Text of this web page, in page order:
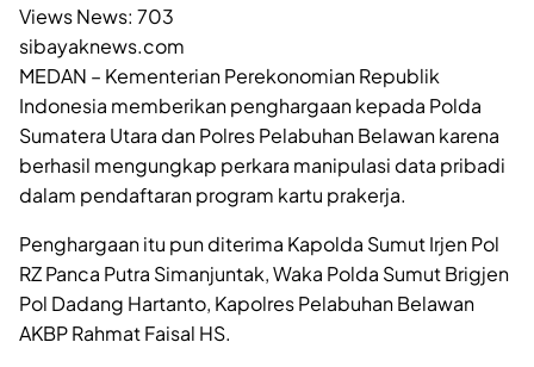
Views News: 703
sibayaknews.com
MEDAN – Kementerian Perekonomian Republik
Indonesia memberikan penghargaan kepada Polda
Sumatera Utara dan Polres Pelabuhan Belawan karena
berhasil mengungkap perkara manipulasi data pribadi
dalam pendaftaran program kartu prakerja.
Penghargaan itu pun diterima Kapolda Sumut Irjen Pol
RZ Panca Putra Simanjuntak, Waka Polda Sumut Brigjen
Pol Dadang Hartanto, Kapolres Pelabuhan Belawan
AKBP Rahmat Faisal HS.